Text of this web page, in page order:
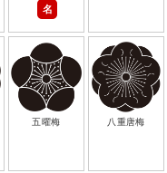
名
五曜梅 八重唐梅